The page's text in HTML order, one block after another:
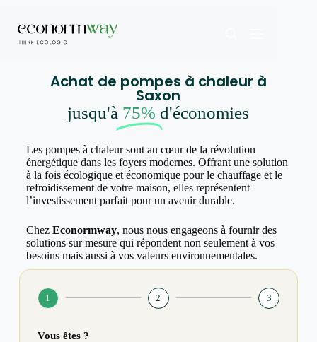
Achat de pompes à chaleur à
Saxon
jusqu'à 75% d'économies
Les pompes à chaleur sont au cœur de la révolution
énergétique dans les foyers modernes. Offrant une solution
à la fois écologique et économique pour le chauffage et le
refroidissement de votre maison, elles représentent
l’investissement parfait pour un avenir durable.
Chez Econormway, nous nous engageons à fournir des
solutions sur mesure qui répondent non seulement à vos
besoins mais aussi à vos valeurs environnementales.
1 2 3
Vous êtes ?